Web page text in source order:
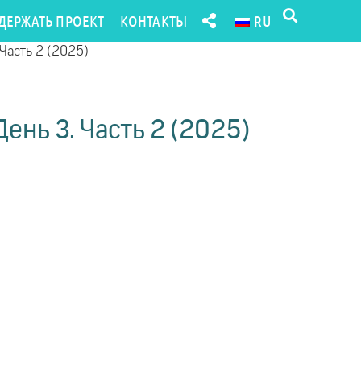
ПРОЕКТ КОНТАКТЫ RU
2 (2025)
3. Часть 2 (2025)